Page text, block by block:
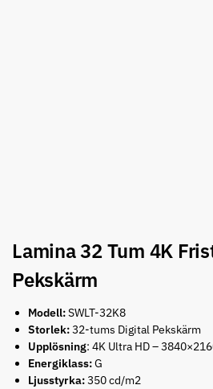
Lamina 32 Tum 4K
Pekskärm
Modell:SWLT-32K8
Storlek:32-tums Digital Pekskärm
Upplösning: 4K Ultra HD –
Energiklass:G
Ljusstyrka:350 cd/m2